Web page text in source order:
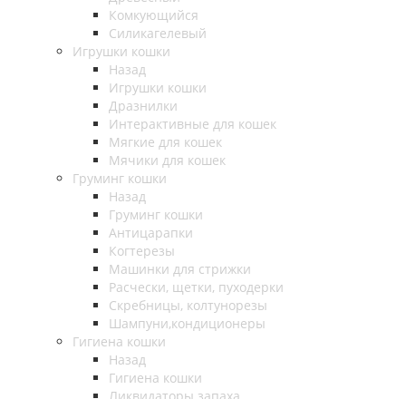
Комкующийся
Силикагелевый
Игрушки кошки
Назад
Игрушки кошки
Дразнилки
Интерактивные для кошек
Мягкие для кошек
Мячики для кошек
Груминг кошки
Назад
Груминг кошки
Антицарапки
Когтерезы
Машинки для стрижки
Расчески, щетки, пуходерки
Скребницы, колтунорезы
Шампуни,кондиционеры
Гигиена кошки
Назад
Гигиена кошки